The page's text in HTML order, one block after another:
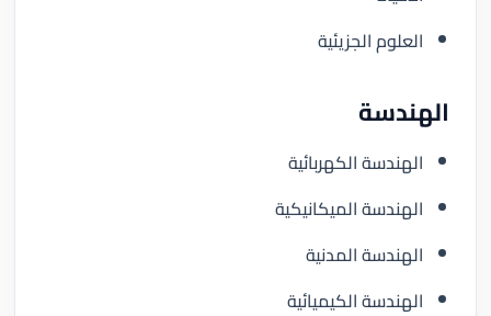
العلوم الجزيئية
الهندسة
الهندسة الكهربائية
الهندسة الميكانيكية
الهندسة المدنية
الهندسة الكيميائية